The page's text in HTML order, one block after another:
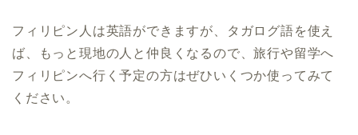
フィリピン人は英語ができますが、タガログ語を使え
ば、もっと現地の人と仲良くなるので、旅行や留学へ
フィリピンへ行く予定の方はぜひいくつか使ってみて
ください。